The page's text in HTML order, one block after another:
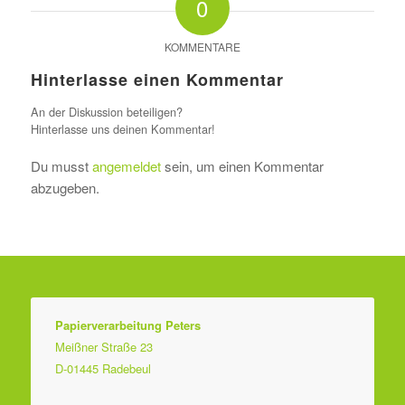
0
KOMMENTARE
Hinterlasse einen Kommentar
An der Diskussion beteiligen?
Hinterlasse uns deinen Kommentar!
Du musstangemeldetsein, um einen Kommentar
abzugeben.
Papierverarbeitung Peters
Meißner Straße 23
D-01445 Radebeul